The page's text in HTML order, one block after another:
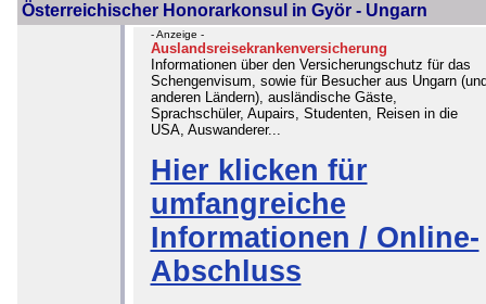
Österreichischer Honorarkonsul in Györ - Ungarn
- Anzeige -
Auslandsreisekrankenversicherung
Informationen über den Versicherungschutz für das
Schengenvisum, sowie für Besucher aus Ungarn
anderen Ländern), ausländische Gäste,
Sprachschüler, Aupairs, Studenten, Reisen in die
USA, Auswanderer...
Hier klicken für
umfangreiche
Informationen / Online-
Abschluss